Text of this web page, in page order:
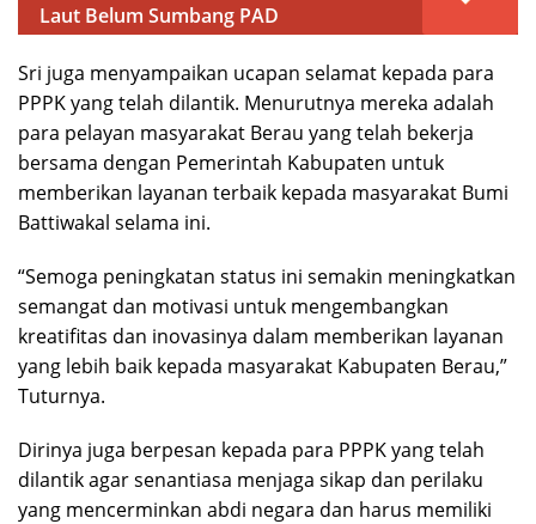
Laut Belum Sumbang PAD
Sri juga menyampaikan ucapan selamat kepada para
PPPK yang telah dilantik. Menurutnya mereka adalah
para pelayan masyarakat Berau yang telah bekerja
bersama dengan Pemerintah Kabupaten untuk
memberikan layanan terbaik kepada masyarakat Bumi
Battiwakal selama ini.
“Semoga peningkatan status ini semakin meningkatkan
semangat dan motivasi untuk mengembangkan
kreatifitas dan inovasinya dalam memberikan layanan
yang lebih baik kepada masyarakat Kabupaten Berau,”
Tuturnya.
Dirinya juga berpesan kepada para PPPK yang telah
dilantik agar senantiasa menjaga sikap dan perilaku
yang mencerminkan abdi negara dan harus memiliki